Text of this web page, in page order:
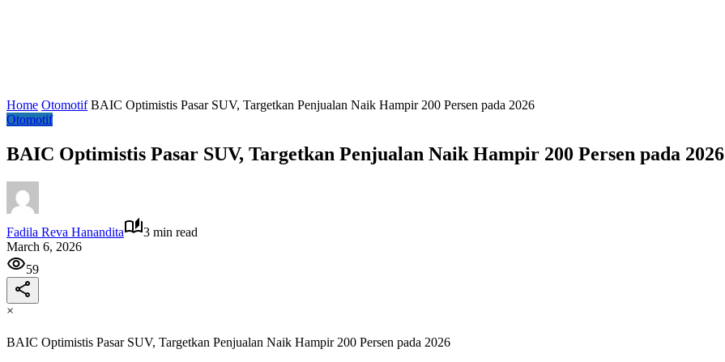
Home Otomotif BAIC Optimistis Pasar SUV, Targetkan Penjualan Naik Hampir 200 Persen pada 2026
Otomotif
BAIC Optimistis Pasar SUV, Targetkan Penjualan Naik Hampir 200 Persen pada 2026
Fadila Reva Hanandita
3 min read
March 6, 2026
59
×
BAIC Optimistis Pasar SUV, Targetkan Penjualan Naik Hampir 200 Persen pada 2026